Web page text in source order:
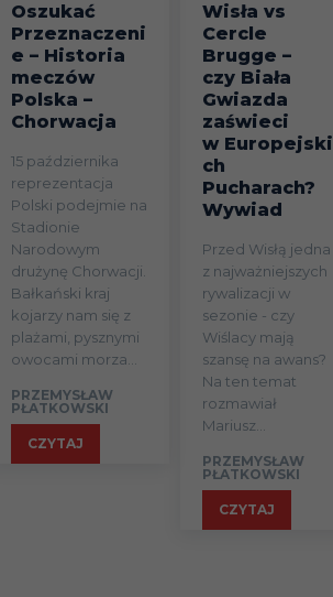
Oszukać
Przeznaczeni
e – Historia
meczów
Polska –
Chorwacja
15 października
reprezentacja
Polski podejmie na
Stadionie
Narodowym
drużynę Chorwacji.
Bałkański kraj
kojarzy nam się z
plażami, pysznymi
owocami morza...
PRZEMYSŁAW
PŁATKOWSKI
CZYTAJ
Wisła vs
Cercle
Brugge –
czy Biała
Gwiazda
zaświeci
w Europejski
ch
Pucharach?
Wywiad
Przed Wisłą jedna
z najważniejszych
rywalizacji w
sezonie - czy
Wiślacy mają
szansę na awans?
Na ten temat
rozmawiał
Mariusz...
PRZEMYSŁAW
PŁATKOWSKI
CZYTAJ